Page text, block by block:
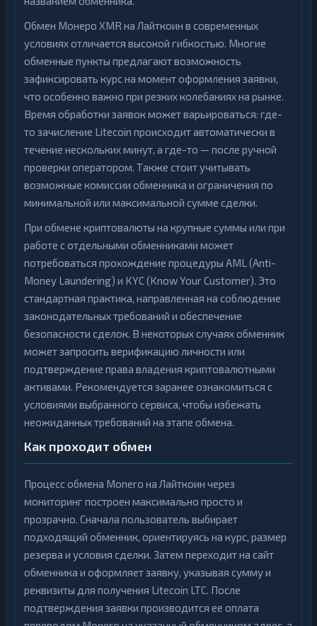
Обмен Монеро XMR на Лайткоин в современных
условиях отличается высокой гибкостью. Многие
обменные пункты предлагают возможность
зафиксировать курс на момент оформления заявки,
что особенно важно при резких колебаниях на рынке.
Время обработки заявок может варьироваться: где-
то зачисление Litecoin происходит автоматически в
течение нескольких минут, а где-то — после ручной
проверки оператором. Также стоит учитывать
возможные комиссии обменника и ограничения по
минимальной или максимальной сумме сделки.
При обмене криптовалюты на крупные суммы или при
работе с отдельными обменниками может
потребоваться прохождение процедуры AML (Anti-
Money Laundering) и KYC (Know Your Customer). Это
стандартная практика, направленная на соблюдение
законодательных требований и обеспечение
безопасности сделок. В некоторых случаях обменник
может запросить верификацию личности или
подтверждение права владения криптовалютными
активами. Рекомендуется заранее ознакомиться с
условиями выбранного сервиса, чтобы избежать
неожиданных требований на этапе обмена.
Как проходит обмен
Процесс обмена Monero на Лайткоин через
мониторинг построен максимально просто и
прозрачно. Сначала пользователь выбирает
подходящий обменник, ориентируясь на курс, размер
резерва и условия сделки. Затем переходит на сайт
обменника и оформляет заявку, указывая сумму и
реквизиты для получения Litecoin LTC. После
подтверждения заявки производится ее оплата